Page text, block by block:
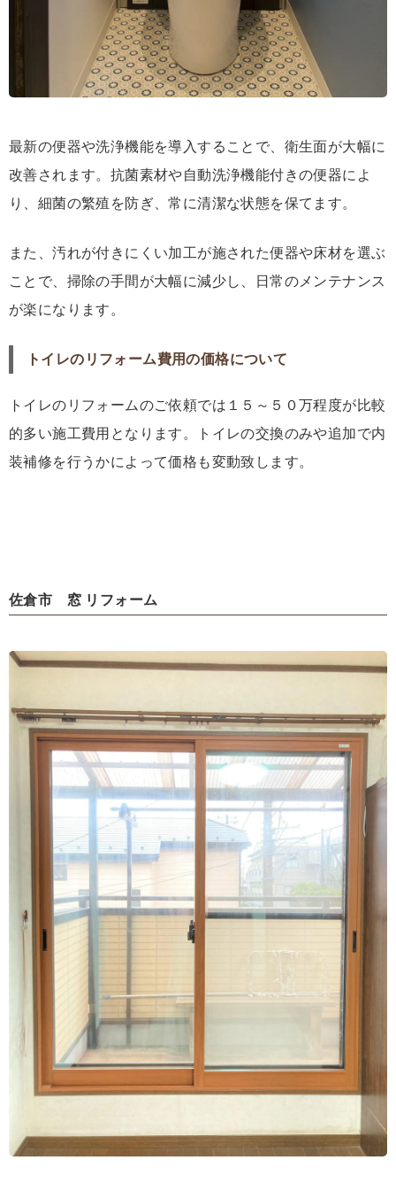
最新の便器や洗浄機能を導入することで、衛生面が大幅に
改善されます。抗菌素材や自動洗浄機能付きの便器によ
り、細菌の繁殖を防ぎ、常に清潔な状態を保てます。
また、汚れが付きにくい加工が施された便器や床材を選ぶ
ことで、掃除の手間が大幅に減少し、日常のメンテナンス
が楽になります。
トイレのリフォーム費用の価格について
トイレのリフォームのご依頼では１５～５０万程度が比較
的多い施工費用となります。トイレの交換のみや追加で内
装補修を行うかによって価格も変動致します。
佐倉市 窓 リフォーム